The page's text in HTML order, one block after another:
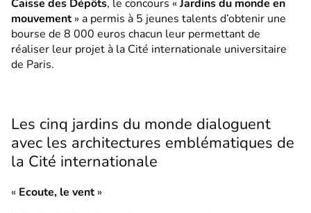
Caisse des Dépôts, le concours «Jardins du monde en
mouvement» a permis à 5 jeunes talents d’obtenir une
bourse de 8 000 euros chacun leur permettant de
réaliser leur projet à la Cité internationale universitaire
de Paris.
Les cinq jardins du monde dialoguent
avec les architectures emblématiques de
la Cité internationale
« Ecoute, le vent»